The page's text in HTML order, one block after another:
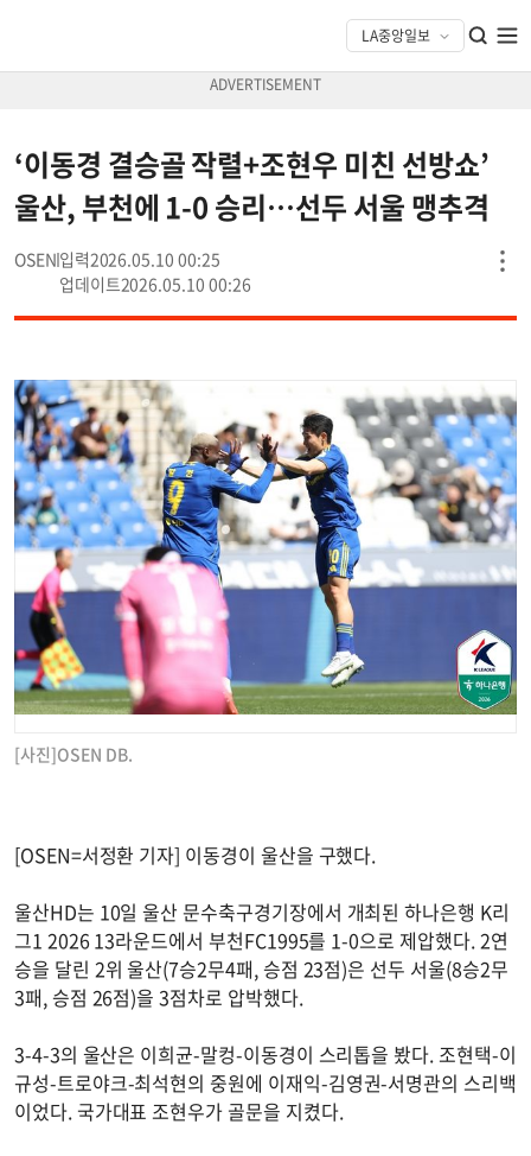
‘이동경 결승골 작렬+조현우 미친 선방쇼’
울산, 부천에 1-0 승리…선두 서울 맹추격
OSEN
2026.05.10 00:25
2026.05.10 00:26
[사진]OSEN DB.
[OSEN=서정환 기자] 이동경이 울산을 구했다.
울산HD는 10일 울산 문수축구경기장에서 개최된 하나은행 K리
그1 2026 13라운드에서 부천FC1995를 1-0으로 제압했다. 2연
승을 달린 2위 울산(7승2무4패, 승점 23점)은 선두 서울(8승2무
3패, 승점 26점)을 3점차로 압박했다.
3-4-3의 울산은 이희균-말컹-이동경이 스리톱을 봤다. 조현택-이
규성-트로야크-최석현의 중원에 이재익-김영권-서명관의 스리백
이었다. 국가대표 조현우가 골문을 지켰다.